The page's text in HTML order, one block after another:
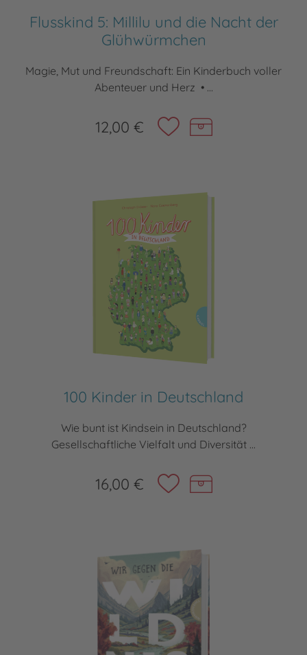
Flusskind 5: Millilu und die Nacht der
Glühwürmchen
Magie, Mut und Freundschaft: Ein Kinderbuch voller
Abenteuer und Herz • ...
12,00 €
100 Kinder in Deutschland
Wie bunt ist Kindsein in Deutschland?
Gesellschaftliche Vielfalt und Diversität ...
16,00 €